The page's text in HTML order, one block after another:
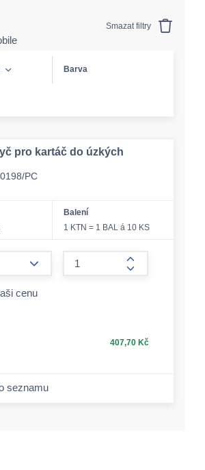
Smazat filtry
Barva
pro kartáč do úzkých
PC
Balení
1 KTN = 1 BAL á 10 KS
form.increase-
cenu
407,70 Kč
seznamu